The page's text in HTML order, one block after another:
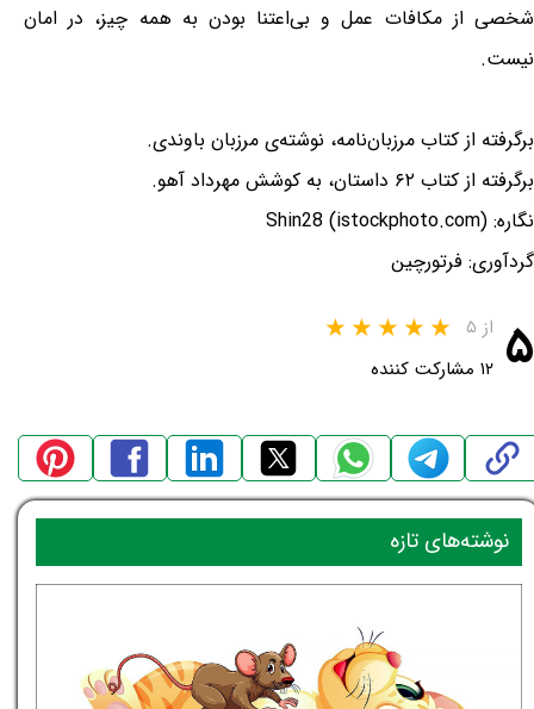
شخصی از مکافات عمل و بی‌اعتنا بودن به همه چیز، در امان
نیست.
برگرفته از کتاب مرزبان‌نامه، نوشته‌ی مرزبان باوندی.
برگرفته از کتاب ۶۲ داستان، به کوشش مهرداد آهو.
نگاره: Shin28 (istockphoto.com)
گردآوری: فرتورچین
۵ از ۵
۱۲ مشارکت کننده
نوشته‌های تازه